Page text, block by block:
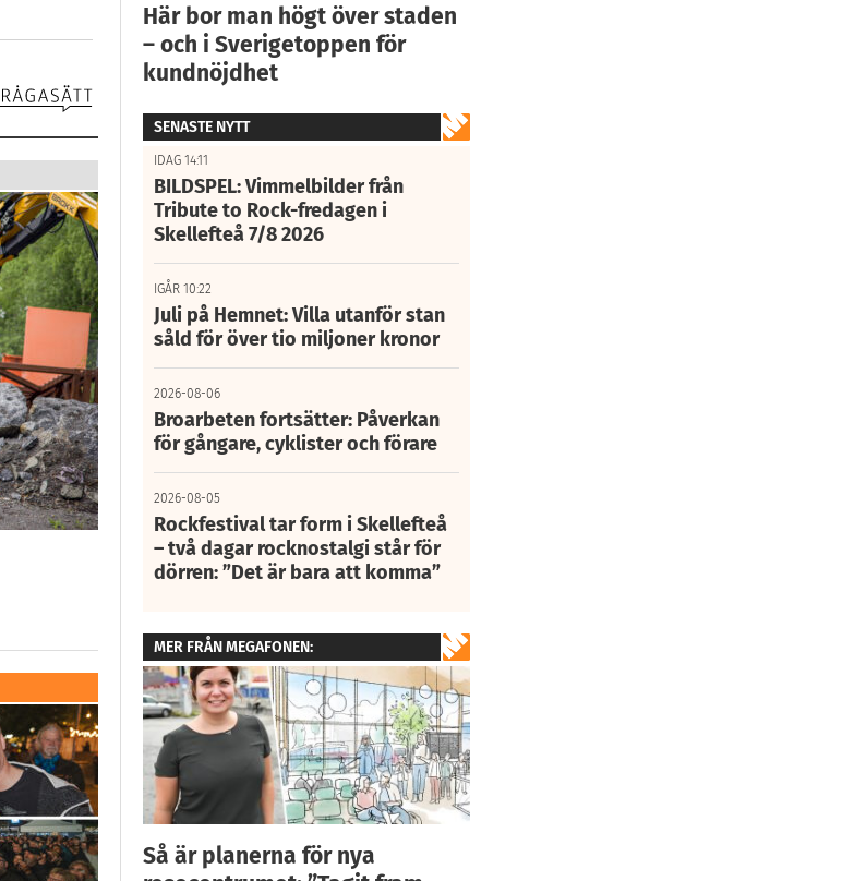
Här bor man högt över staden
– och i Sverigetoppen för
kundnöjdhet
SENASTE NYTT
IDAG 14:11
BILDSPEL: Vimmelbilder från
Tribute to Rock-fredagen i
Skellefteå 7/8 2026
IGÅR 10:22
Juli på Hemnet: Villa utanför stan
såld för över tio miljoner kronor
2026-08-06
Broarbeten fortsätter: Påverkan
för gångare, cyklister och förare
2026-08-05
Rockfestival tar form i Skellefteå
– två dagar rocknostalgi står för
dörren: ”Det är bara att komma”
MER FRÅN MEGAFONEN:
Så är planerna för nya